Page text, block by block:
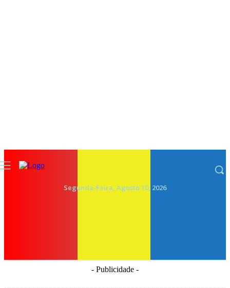
Segunda-Feira, Agosto 10, 2026
- Publicidade -